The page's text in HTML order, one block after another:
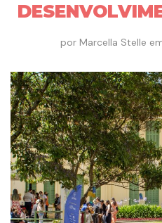
por Marcella Stelle